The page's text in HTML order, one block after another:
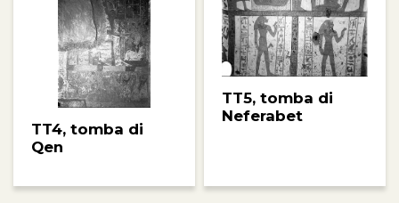
TT4, tomba di
Qen
TT5, tomba di
Neferabet